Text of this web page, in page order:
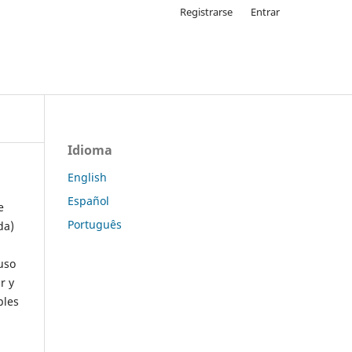
Registrarse Entrar
y
Idioma
English
Español
Português